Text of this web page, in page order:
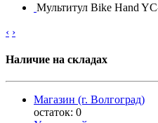
Мультитул Bike Hand
‹ ›
Наличие на складах
Магазин (г. Волгоград)
остаток: 0